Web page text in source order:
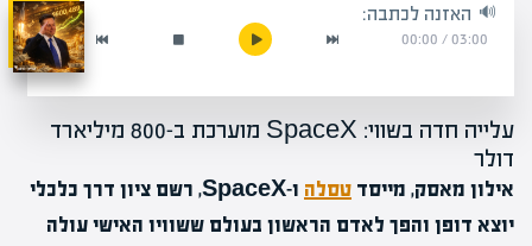
האזנה לכתבה:
03:00
/
00:00
עלייה חדה בשווי: SpaceX מוערכת ב-800 מיליארד
דולר
אילון מאסק, מייסד טסלה
ו-SpaceX, רשם ציון דרך כלכלי
יוצא דופן והפך לאדם הראשון בעולם ששוויו האישי עולה